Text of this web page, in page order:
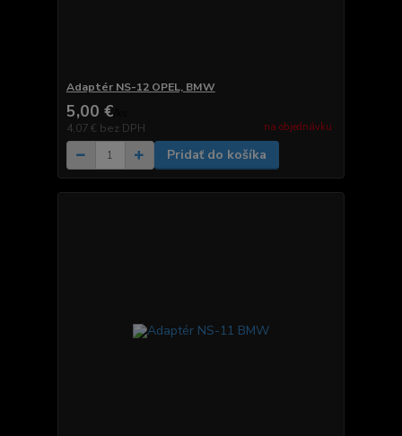
Adaptér NS-12 OPEL, BMW
5,00 €
4,07 € bez DPH na objednávku
Pridať do košíka